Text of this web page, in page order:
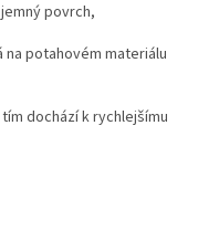
povrch,
potahovém materiálu
dochází k rychlejšímu